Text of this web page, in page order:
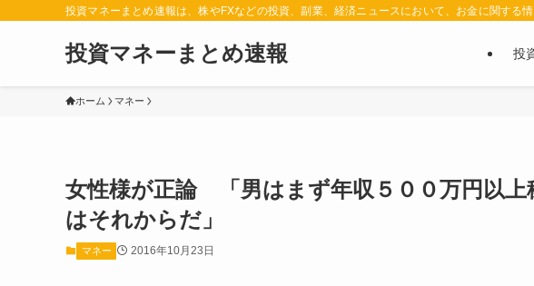
投資マネーまとめ速報は、株やFXなどの投資、副業、経済ニュースにおいて、お金に関する
投資マネーまとめ速報 投
ホーム マネー
女性様が正論 「男はまず年収５００万円以上
はそれからだ」
マネー 2016年10月23日